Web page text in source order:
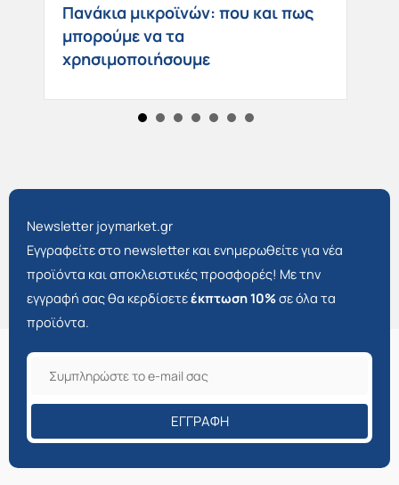
Πανάκια μικροϊνών: που και πως
μπορούμε να τα
χρησιμοποιήσουμε
Newsletter joymarket.gr
Εγγραφείτε στο newsletter και ενημερωθείτε για νέα
προϊόντα και αποκλειστικές προσφορές! Με την
εγγραφή σας θα κερδίσετεέκπτωση 10%σε όλα τα
προϊόντα.
ΕΓΓΡΑΦΉ